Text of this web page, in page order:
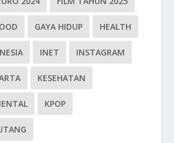
GAYA HIDUP HEALTH
INET INSTAGRAM
KESEHATAN
KPOP